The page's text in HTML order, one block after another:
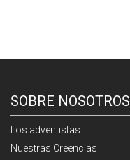
SOBRE NOSOTROS
Los adventistas
Nuestras Creencias